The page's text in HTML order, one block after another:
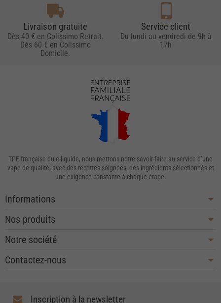
Livraison gratuite
Dès 40 € en Colissimo Retrait.
Dès 60 € en Colissimo
Domicile.
Service client
Du lundi au vendredi de 9h à
17h
TPE française du e-liquide, nous mettons notre savoir-faire au service d’une
vape de qualité, avec des recettes soignées, des ingrédients sélectionnés et
une exigence constante à chaque étape.
Informations
Nos produits
Notre société
Contactez-nous
Inscription à la newsletter